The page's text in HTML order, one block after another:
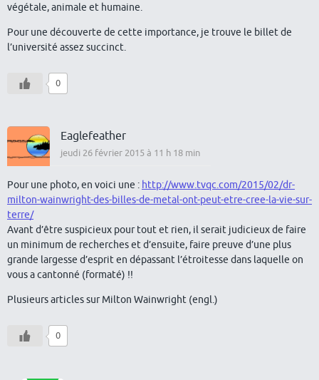
végétale, animale et humaine.
Pour une découverte de cette importance, je trouve le billet de
l’université assez succinct.
0
Eaglefeather
jeudi 26 février 2015 à 11 h 18 min
Pour une photo, en voici une : http://www.tvqc.com/2015/02/dr-
milton-wainwright-des-billes-de-metal-ont-peut-etre-cree-la-vie-sur-
terre/
Avant d’être suspicieux pour tout et rien, il serait judicieux de faire
un minimum de recherches et d’ensuite, faire preuve d’une plus
grande largesse d’esprit en dépassant l’étroitesse dans laquelle on
vous a cantonné (formaté) !!
Plusieurs articles sur Milton Wainwright (engl.)
0